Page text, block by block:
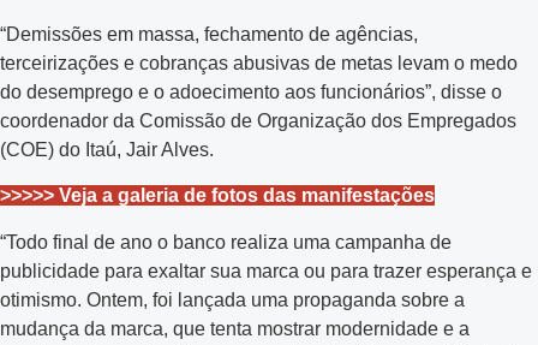
“Demissões em massa, fechamento de agências,
terceirizações e cobranças abusivas de metas levam o medo
do desemprego e o adoecimento aos funcionários”, disse o
coordenador da Comissão de Organização dos Empregados
(COE) do Itaú, Jair Alves.
>>>>> Veja a galeria de fotos das manifestações
“Todo final de ano o banco realiza uma campanha de
publicidade para exaltar sua marca ou para trazer esperança e
otimismo. Ontem, foi lançada uma propaganda sobre a
mudança da marca, que tenta mostrar modernidade e a